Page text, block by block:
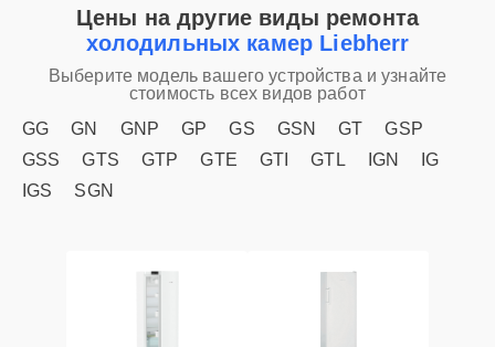
Цены на другие виды ремонта
холодильных камер Liebherr
Выберите модель вашего устройства и узнайте
стоимость всех видов работ
GG
GN GNP GP GS GSN GT
GSP
GSS
GTS GTP GTE GTI GTL IGN
IG
IGS
SGN